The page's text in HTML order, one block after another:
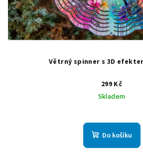
Větrný spinner s 3D
299 Kč
Skladem
Do košíku